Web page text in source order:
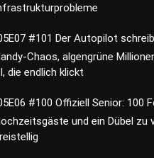
#101 Der Autopilot
Chaos, algengrüne
die endlich klickt
#100 Offiziell Senior: 100
und ein Dübel zu